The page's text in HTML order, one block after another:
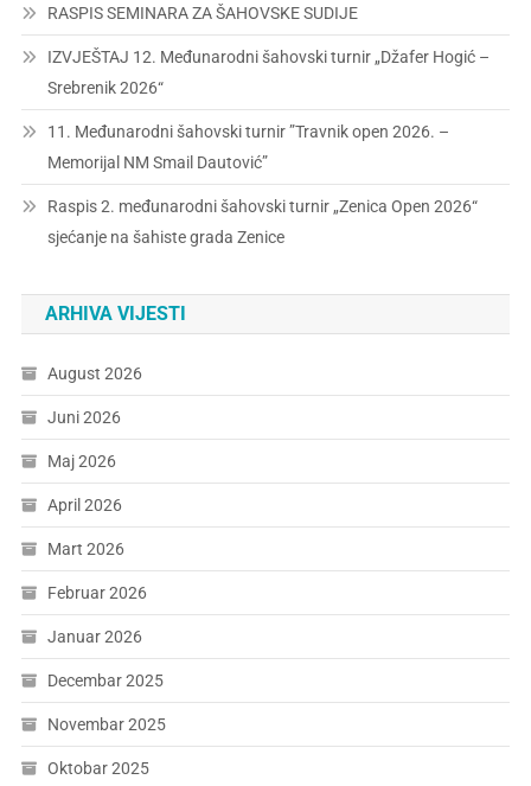
RASPIS SEMINARA ZA ŠAHOVSKE SUDIJE
IZVJEŠTAJ 12. Međunarodni šahovski turnir „Džafer Hogić –
Srebrenik 2026“
11. Međunarodni šahovski turnir ”Travnik open 2026. –
Memorijal NM Smail Dautović”
Raspis 2. međunarodni šahovski turnir „Zenica Open 2026“
sjećanje na šahiste grada Zenice
ARHIVA VIJESTI
August 2026
Juni 2026
Maj 2026
April 2026
Mart 2026
Februar 2026
Januar 2026
Decembar 2025
Novembar 2025
Oktobar 2025